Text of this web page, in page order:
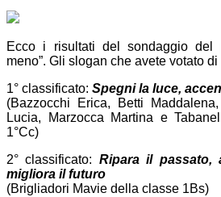
Ecco i risultati del sondaggio del
meno”. Gli slogan che avete votato
1° classificato: Spegni la luce,
(Bazzocchi Erica, Betti
Lucia, Marzocca Martina e
1°Cc)
2° classificato: Ripara il passato,
migliora il futuro
(Brigliadori Mavie della classe 1Bs)